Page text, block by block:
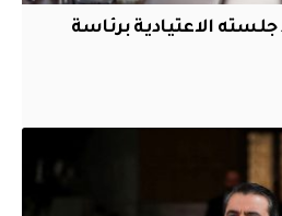
الاعتيادية برئاسة